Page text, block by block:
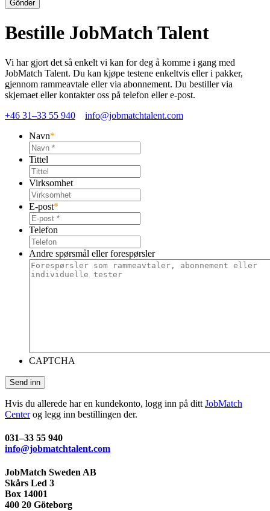
Bestille JobMatch Talent
Vi har gjort det så enkelt vi kan for deg å komme i gang med
JobMatch Talent. Du kan kjøpe testene enkeltvis eller i pakker,
gjennom rammeavtale eller via abonnement. Du bestiller via
skjemaet eller kontakter oss på telefon eller e-post.
+46 31–33 55 940
info@jobmatchtalent.com
Navn*
Tittel
Virksomhet
E-post*
Telefon
Andre spørsmål eller forespørsler
CAPTCHA
Hvis du allerede har en kundekonto, logg inn på ditt JobMatch
Centerog legg inn bestillingen der.
031–33 55 940
info@jobmatchtalent.com
JobMatch Sweden AB
Skårs Led 3
Box 14001
400 20 Göteborg